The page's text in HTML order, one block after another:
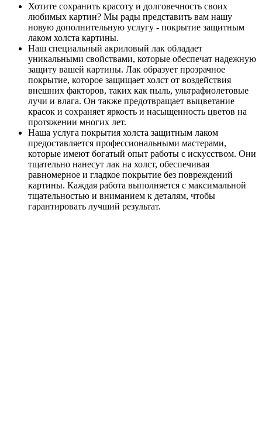
Хотите сохранить красоту и долговечность своих
любимых картин? Мы рады представить вам нашу
новую дополнительную услугу - покрытие защитным
лаком холста картины.
Наш специальный акриловый лак обладает
уникальными свойствами, которые обеспечат надежную
защиту вашей картины. Лак образует прозрачное
покрытие, которое защищает холст от воздействия
внешних факторов, таких как пыль, ультрафиолетовые
лучи и влага. Он также предотвращает выцветание
красок и сохраняет яркость и насыщенность цветов на
протяжении многих лет.
Наша услуга покрытия холста защитным лаком
предоставляется профессиональными мастерами,
которые имеют богатый опыт работы с искусством. Они
тщательно нанесут лак на холст, обеспечивая
равномерное и гладкое покрытие без повреждений
картины. Каждая работа выполняется с максимальной
тщательностью и вниманием к деталям, чтобы
гарантировать лучший результат.